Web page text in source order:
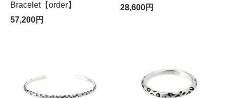
Bracelet【order】
57,200円
28,600円